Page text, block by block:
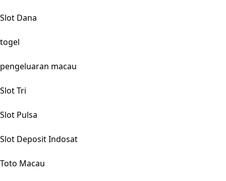
Slot Dana
togel
pengeluaran macau
Slot Tri
Slot Pulsa
Slot Deposit Indosat
Toto Macau